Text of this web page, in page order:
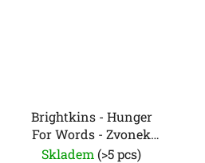
Brightkins - Hunger
For Words - Zvonek
pro mazlíčky
Skladem (>5 pcs)